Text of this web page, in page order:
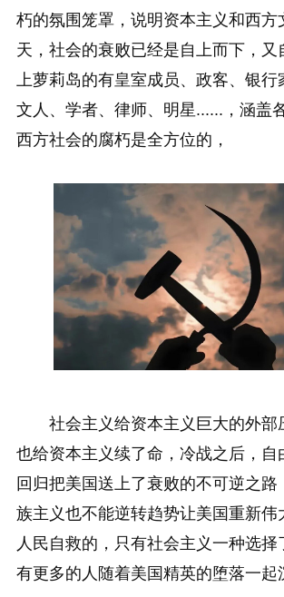
朽的氛围笼罩，说明资本主义和西方
天，社会的衰败已经是自上而下，又
上萝莉岛的有皇室成员、政客、银行
文人、学者、律师、明星......，涵盖
西方社会的腐朽是全方位的，
社会主义给资本主义巨大的外部
也给资本主义续了命，冷战之后，自
回归把美国送上了衰败的不可逆之路
族主义也不能逆转趋势让美国重新伟
人民自救的，只有社会主义一种选择
有更多的人随着美国精英的堕落一起